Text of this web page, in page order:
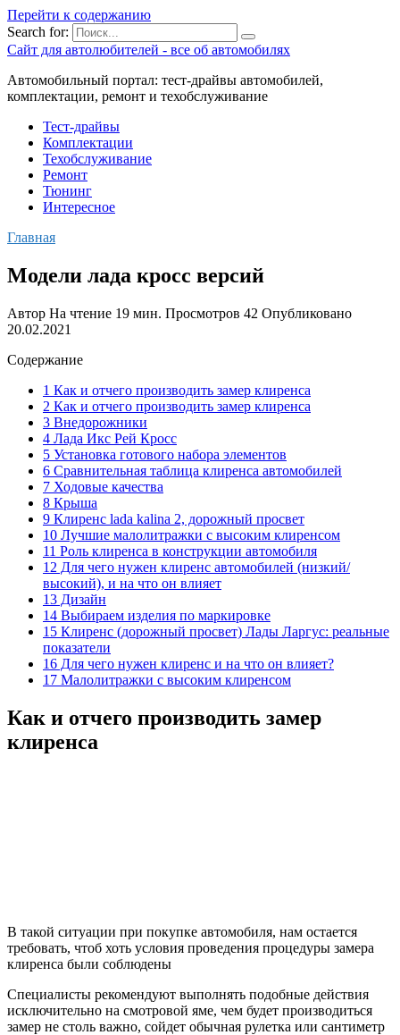
Перейти к содержанию
Search for:
Сайт для автолюбителей - все об автомобилях
Автомобильный портал: тест-драйвы автомобилей,
комплектации, ремонт и техобслуживание
Тест-драйвы
Комплектации
Техобслуживание
Ремонт
Тюнинг
Интересное
Главная
Модели лада кросс версий
Автор На чтение 19 мин. Просмотров 42 Опубликовано
20.02.2021
Содержание
1 Как и отчего производить замер клиренса
2 Как и отчего производить замер клиренса
3 Внедорожники
4 Лада Икс Рей Кросс
5 Установка готового набора элементов
6 Сравнительная таблица клиренса автомобилей
7 Ходовые качества
8 Крыша
9 Клиренс lada kalina 2, дорожный просвет
10 Лучшие малолитражки с высоким клиренсом
11 Роль клиренса в конструкции автомобиля
12 Для чего нужен клиренс автомобилей (низкий/
высокий), и на что он влияет
13 Дизайн
14 Выбираем изделия по маркировке
15 Клиренс (дорожный просвет) Лады Ларгус: реальные
показатели
16 Для чего нужен клиренс и на что он влияет?
17 Малолитражки с высоким клиренсом
Как и отчего производить замер
клиренса
В такой ситуации при покупке автомобиля, нам остается
требовать, чтоб хоть условия проведения процедуры замера
клиренса были соблюдены
Специалисты рекомендуют выполнять подобные действия
исключительно на смотровой яме, чем будет производиться
замер не столь важно, сойдет обычная рулетка или сантиметр